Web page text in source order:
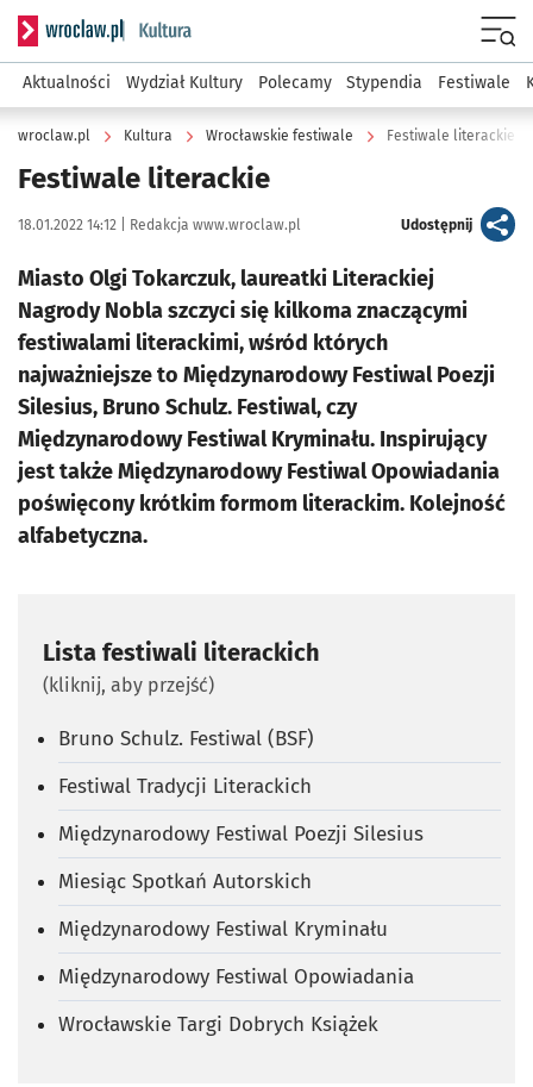
Serwis informacyjny wroclaw.pl podserwis: Kultura
Aktualności Wydział Kultury Polecamy Stypendia Festiwale
wroclaw.pl Kultura Wrocławskie festiwale Festiwale literackie
Festiwale literackie
Data publikacji:
18.01.2022 14:12 | Autor:
Redakcja www.wroclaw.pl Udostępnijartykuł
Miasto Olgi Tokarczuk, laureatki Literackiej
Nagrody Nobla szczyci się kilkoma znaczącymi
festiwalami literackimi, wśród których
najważniejsze to Międzynarodowy Festiwal Poezji
Silesius, Bruno Schulz. Festiwal, czy
Międzynarodowy Festiwal Kryminału. Inspirujący
jest także Międzynarodowy Festiwal Opowiadania
poświęcony krótkim formom literackim. Kolejność
alfabetyczna.
Lista festiwali literackich
(kliknij, aby przejść)
Bruno Schulz. Festiwal (BSF)
Festiwal Tradycji Literackich
Międzynarodowy Festiwal Poezji Silesius
Miesiąc Spotkań Autorskich
Międzynarodowy Festiwal Kryminału
Międzynarodowy Festiwal Opowiadania
Wrocławskie Targi Dobrych Książek